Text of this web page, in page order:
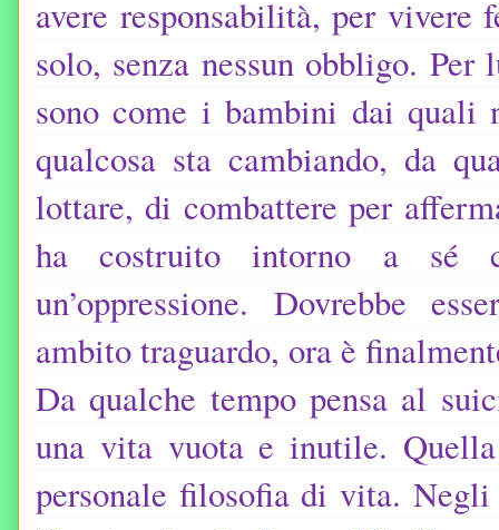
avere responsabilità, per vivere
solo, senza nessun obbligo.
sono come i bambini dai quali
qualcosa sta cambiando, da
lottare, di combattere per
ha costruito intorno a sé
un’oppressione. Dovrebbe
ambito traguardo, ora è
Da qualche tempo pensa al
una vita vuota e inutile.
personale filosofia di vita.